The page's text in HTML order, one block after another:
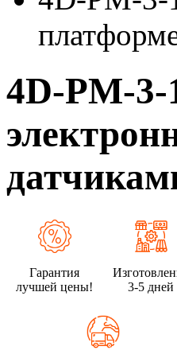
4D-PM-
Гарантия
лучшей цены!
3-5 дней